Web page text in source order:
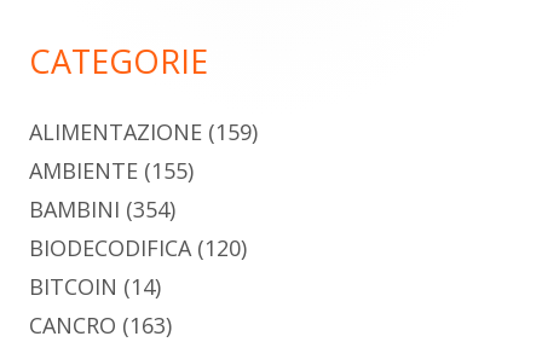
CATEGORIE
ALIMENTAZIONE (159)
AMBIENTE (155)
BAMBINI (354)
BIODECODIFICA(120)
BITCOIN (14)
CANCRO (163)